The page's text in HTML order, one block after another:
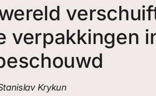
verpakkingen
Krykun